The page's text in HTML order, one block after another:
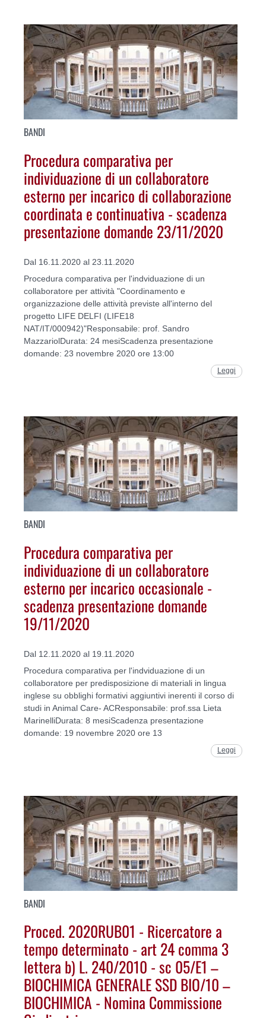
BANDI
Procedura comparativa per
individuazione di un collaboratore
esterno per incarico di collaborazione
coordinata e continuativa - scadenza
presentazione domande 23/11/2020
Dal 16.11.2020 al 23.11.2020
Procedura comparativa per l'indviduazione di un
collaboratore per attività "Coordinamento e
organizzazione delle attività previste all'interno del
progetto LIFE DELFI (LIFE18
NAT/IT/000942)"Responsabile: prof. Sandro
MazzariolDurata: 24 mesiScadenza presentazione
domande: 23 novembre 2020 ore 13:00
Leggi
BANDI
Procedura comparativa per
individuazione di un collaboratore
esterno per incarico occasionale -
scadenza presentazione domande
19/11/2020
Dal 12.11.2020 al 19.11.2020
Procedura comparativa per l'indviduazione di un
collaboratore per predisposizione di materiali in lingua
inglese su obblighi formativi aggiuntivi inerenti il corso di
studi in Animal Care- ACResponsabile: prof.ssa Lieta
MarinelliDurata: 8 mesiScadenza presentazione
domande: 19 novembre 2020 ore 13
Leggi
BANDI
Proced. 2020RUB01 - Ricercatore a
tempo determinato - art 24 comma 3
lettera b) L. 240/2010 - sc 05/E1 –
BIOCHIMICA GENERALE SSD BIO/10 –
BIOCHIMICA - Nomina Commissione